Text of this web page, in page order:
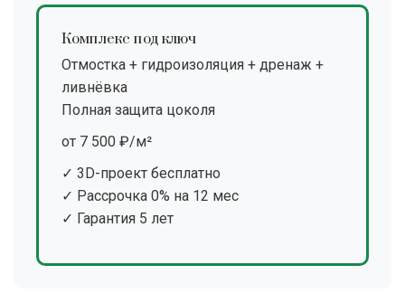
Комплекс под ключ
Отмостка + гидроизоляция + дренаж +
ливнёвка
Полная защита цоколя
от 7 500 ₽/м²
✓ 3D-проект бесплатно
✓ Рассрочка 0% на 12 мес
✓ Гарантия 5 лет